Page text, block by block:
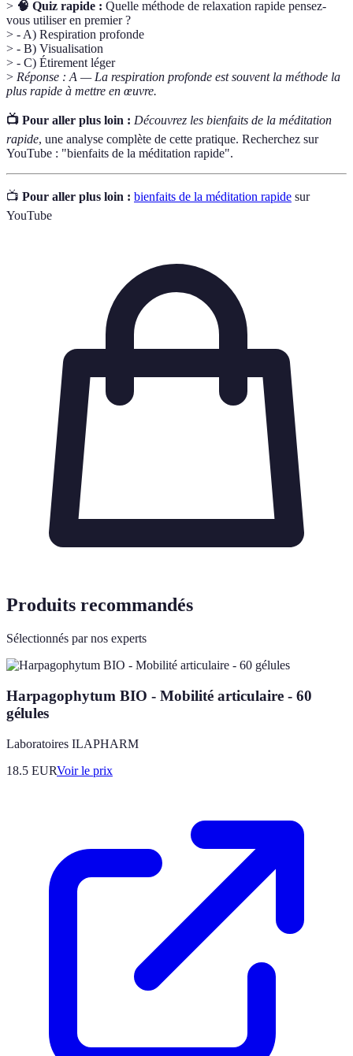
> 🧠 Quiz rapide : Quelle méthode de relaxation rapide pensez-
vous utiliser en premier ?
> - A) Respiration profonde
> - B) Visualisation
> - C) Étirement léger
> Réponse : A — La respiration profonde est souvent la méthode la
plus rapide à mettre en œuvre.
📺 Pour aller plus loin : Découvrez les bienfaits de la méditation
rapide, une analyse complète de cette pratique. Recherchez sur
YouTube : "bienfaits de la méditation rapide".
📺 Pour aller plus loin : bienfaits de la méditation rapide sur
YouTube
Produits recommandés
Sélectionnés par nos experts
Harpagophytum BIO - Mobilité articulaire - 60
gélules
Laboratoires ILAPHARM
18.5 EURVoir le prix